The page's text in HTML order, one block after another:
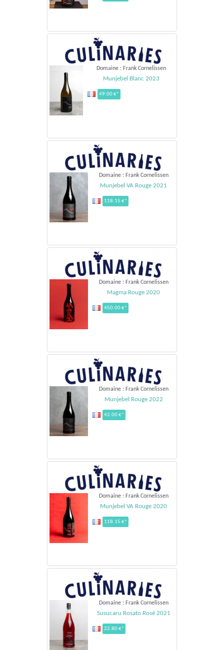
Domaine : Frank Cornelissen
Munjebel Blanc 2023
49.00 €*
Domaine : Frank Cornelissen
Munjebel VA Rouge 2021
118.15 €*
Domaine : Frank Cornelissen
Magma Rouge 2020
450.00 €*
Domaine : Frank Cornelissen
Munjebel Rouge 2022
42.00 €*
Domaine : Frank Cornelissen
Munjebel VA Rouge 2020
118.15 €*
Domaine : Frank Cornelissen
Susucaru Rosato Rosé 2021
22.80 €*